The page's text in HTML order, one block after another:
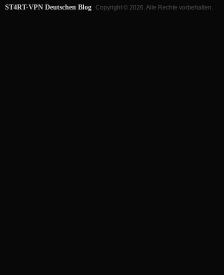
ST4RT-VPN Deutschen Blog Copyright © 2026. Alle Rechte vorbehalten.